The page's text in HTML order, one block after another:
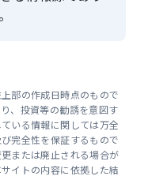
部の作成日時点のもので
、投資等の勧誘を意図す
いる情報に関しては万全
完全性を保証するもので
または廃止される場合が
イトの内容に依拠した結